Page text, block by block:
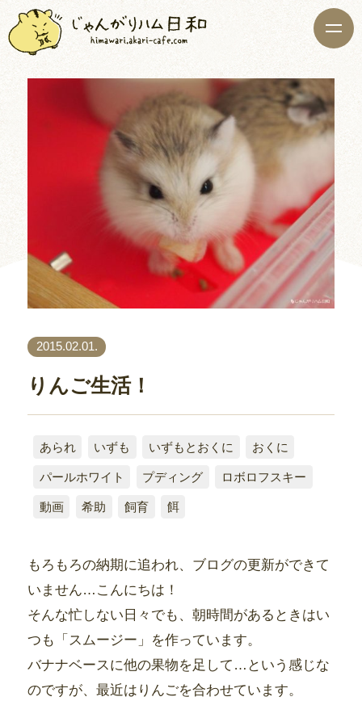
2015.02.01.
りんご生活！
あられ いずも いずもとおくに おくに
パールホワイト プディング ロボロフスキー
動画 希助 飼育 餌
もろもろの納期に追われ、ブログの更新ができて
いません…こんにちは！
そんな忙しない日々でも、朝時間があるときはい
つも「スムージー」を作っています。
バナナベースに他の果物を足して…という感じな
のですが、最近はりんごを合わせています。